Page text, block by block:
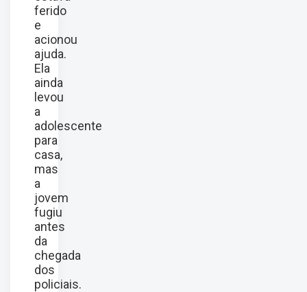
ferido
e
acionou
ajuda.
Ela
ainda
levou
a
adolescente
para
casa,
mas
a
jovem
fugiu
antes
da
chegada
dos
policiais.